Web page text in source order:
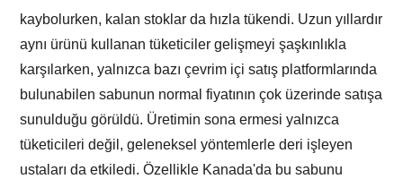
kaybolurken, kalan stoklar da hızla tükendi. Uzun yıllardır
aynı ürünü kullanan tüketiciler gelişmeyi şaşkınlıkla
karşılarken, yalnızca bazı çevrim içi satış platformlarında
bulunabilen sabunun normal fiyatının çok üzerinde satışa
sunulduğu görüldü. Üretimin sona ermesi yalnızca
tüketicileri değil, geleneksel yöntemlerle deri işleyen
ustaları da etkiledi. Özellikle Kanada'da bu sabunu